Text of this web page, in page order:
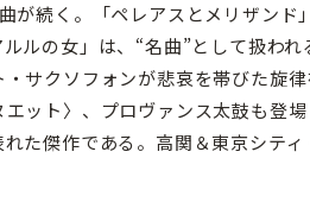
が続く。「ペレアスとメリザンド
ルの女」は、“名曲”として扱わ
サクソフォンが悲哀を帯びた旋
ット〉、プロヴァンス太鼓も登
た傑作である。高関＆東京シティ